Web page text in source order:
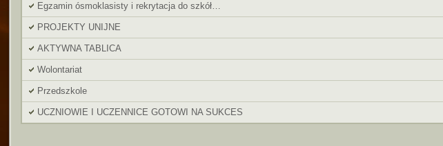
Egzamin ósmoklasisty i rekrytacja do szkół…
PROJEKTY UNIJNE
AKTYWNA TABLICA
Wolontariat
Przedszkole
UCZNIOWIE I UCZENNICE GOTOWI NA SUKCES